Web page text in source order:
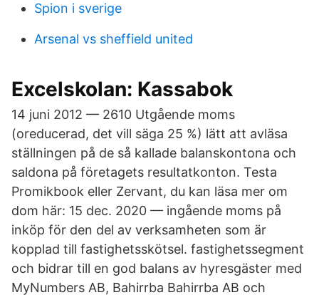
Spion i sverige
Arsenal vs sheffield united
Excelskolan: Kassabok
14 juni 2012 — 2610 Utgående moms
(oreducerad, det vill säga 25 %) lätt att avläsa
ställningen på de så kallade balanskontona och
saldona på företagets resultatkonton. Testa
Promikbook eller Zervant, du kan läsa mer om
dom här: 15 dec. 2020 — ingående moms på
inköp för den del av verksamheten som är
kopplad till fastighetsskötsel. fastighetssegment
och bidrar till en god balans av hyresgäster med
MyNumbers AB, Bahirrba Bahirrba AB och